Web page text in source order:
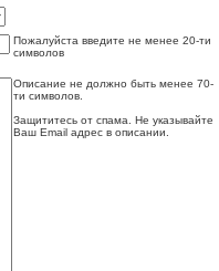
Пожалуйста введите не менее 20-ти
символов
Описание не должно быть менее 70-
ти символов.
Защититесь от спама. Не указывайте
Ваш Email адрес в описании.